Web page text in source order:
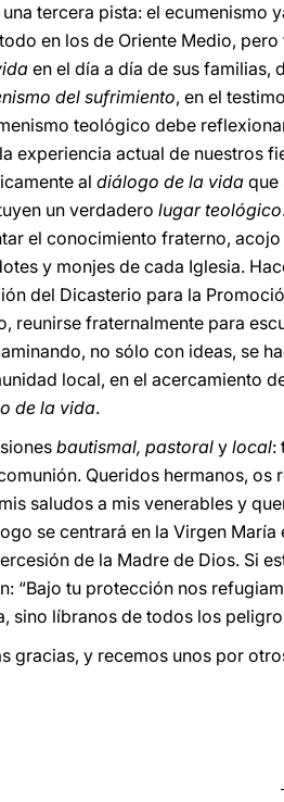
una tercera pista: el ecumenismo
en los de Oriente Medio,
en el día a día de sus familias,
del sufrimiento, en el
teológico debe
experiencia actual de nuestros
al diálogo de la vida que
un verdadero lugar teológico
el conocimiento fraterno,
y monjes de cada Iglesia.
del Dicasterio para la
reunirse fraternalmente para
no sólo con ideas, se
local, en el acercamiento
de la vida.
bautismal, pastoral y local:
Queridos hermanos,
saludos a mis venerables y
se centrará en la Virgen
de la Madre de Dios. Si
“Bajo tu protección nos
sino líbranos de todos los
gracias, y recemos unos por